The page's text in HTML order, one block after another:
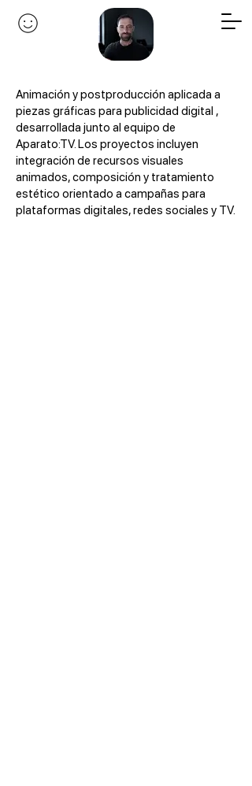
Animación y postproducción aplicada a
piezas gráficas para publicidad digital ,
desarrollada junto al equipo de
Aparato:TV. Los proyectos incluyen
integración de recursos visuales
animados, composición y tratamiento
estético orientado a campañas para
plataformas digitales, redes sociales y TV.